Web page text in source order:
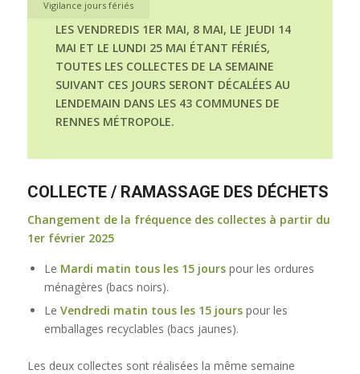
Vigilance jours fériés
LES VENDREDIS 1ER MAI, 8 MAI, LE JEUDI 14
MAI ET LE LUNDI 25 MAI ÉTANT FÉRIÉS,
TOUTES LES COLLECTES DE LA SEMAINE
SUIVANT CES JOURS SERONT DÉCALÉES AU
LENDEMAIN DANS LES 43 COMMUNES DE
RENNES MÉTROPOLE.
COLLECTE / RAMASSAGE DES DÉCHETS
Changement de la fréquence des collectes à partir du
1er février 2025
Le Mardi matin tous les 15 jourspour les ordures
ménagères (bacs noirs).
Le Vendredi matin tous les 15 jourspour les
emballages recyclables (bacs jaunes).
Les deux collectes sont réalisées la même semaine